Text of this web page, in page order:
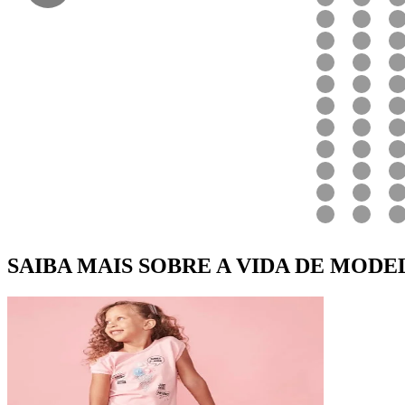
SAIBA MAIS SOBRE A VIDA DE